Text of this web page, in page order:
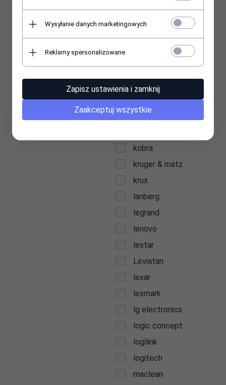
karcher
keysonic
kidde
kids euroswan
kingston
kobra
kruger & matz
krux
lanberg
legrand
lenovo
lestar
Leviatan
lexar
lexmark
lg electronics
logic concept
logilink
logitech
maclean
Wysyłanie danych marketingowych
Reklamy spersonalizowane
Zapisz ustawienia i zamknij
Zaakceptuj wszystkie